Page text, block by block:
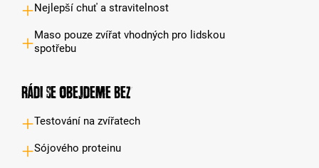
Nejlepší chuť a stravitelnost
Maso pouze zvířat vhodných pro lidskou
spotřebu
Rádi se obejdeme bez
Testování na zvířatech
Sójového proteinu